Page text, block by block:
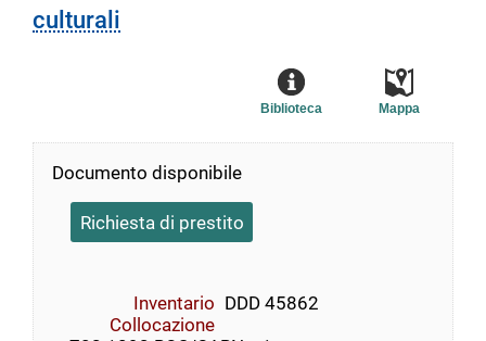
culturali
Mappa
Biblioteca
Documento disponibile
Richiesta di prestito
Inventario DDD 45862
Collocazione